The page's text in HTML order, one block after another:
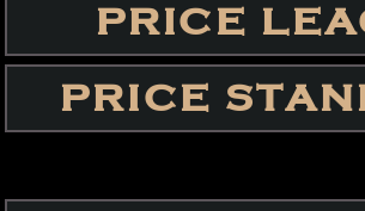
PRICE
PRICE